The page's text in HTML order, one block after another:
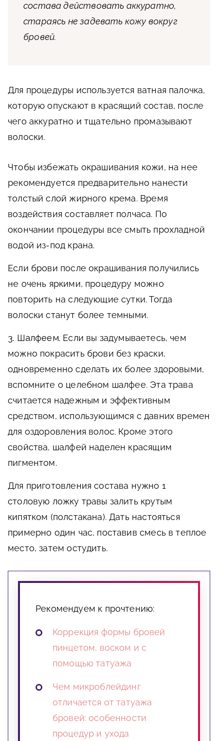
состава действовать аккуратно,
стараясь не задевать кожу вокруг
бровей.
Для процедуры используется ватная палочка,
которую опускают в красящий состав, после
чего аккуратно и тщательно промазывают
волоски.
Чтобы избежать окрашивания кожи, на нее
рекомендуется предварительно нанести
толстый слой жирного крема. Время
воздействия составляет полчаса. По
окончании процедуры все смыть прохладной
водой из-под крана.
Если брови после окрашивания получились
не очень яркими, процедуру можно
повторить на следующие сутки. Тогда
волоски станут более темными.
3. Шалфеем. Если вы задумываетесь, чем
можно покрасить брови без краски,
одновременно сделать их более здоровыми,
вспомните о целебном шалфее. Эта трава
считается надежным и эффективным
средством, использующимся с давних времен
для оздоровления волос. Кроме этого
свойства, шалфей наделен красящим
пигментом.
Для приготовления состава нужно 1
столовую ложку травы залить крутым
кипятком (полстакана). Дать настояться
примерно один час, поставив смесь в теплое
место, затем остудить.
Рекомендуем к прочтению:
Коррекция формы бровей
пинцетом, воском и с
помощью татуажа
Чем микроблейдинг
отличается от татуажа
бровей: особенности
процедур и ухода